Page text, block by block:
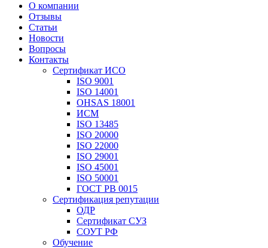
О компании
Отзывы
Статьи
Новости
Вопросы
Контакты
Сертификат ИСО
ISO 9001
ISO 14001
OHSAS 18001
ИСМ
ISO 13485
ISO 20000
ISO 22000
ISO 29001
ISO 45001
ISO 50001
ГОСТ РВ 0015
Сертификация репутации
ОДР
Сертификат СУЗ
СОУТ РФ
Обучение